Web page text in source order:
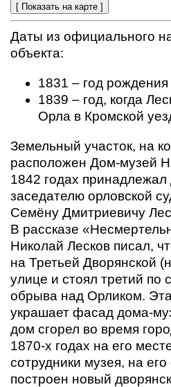
[ Показать на карте ]
Даты из официального
объекта:
1831 – год
1839 – год, когда
Орла в Кромской
Земельный участок, на
расположен Дом-музей
1842 годах принадлежал
заседателю орловской
Семёну Дмитриевичу
В рассказе
Николай Лесков писал,
на Третьей Дворянской
улице и стоял третий по
обрыва над Орликом.
украшает фасад дома-
дом сгорел во время
1870-х годах на его
сотрудники музея, на
построен новый